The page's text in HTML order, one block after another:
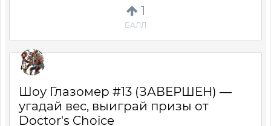
1
БАЛЛ
Шоу Глазомер #13 (ЗАВЕРШЕН) —
угадай вес, выиграй призы от
Doctor's Choice